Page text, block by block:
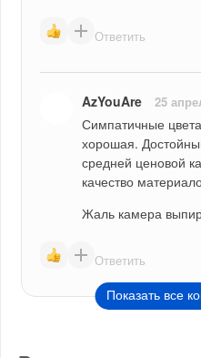
Ответить
AzYouAre 25
Симпатичные
хорошая.
средней ценовой
качество
Жаль камера
Ответить
Показать все